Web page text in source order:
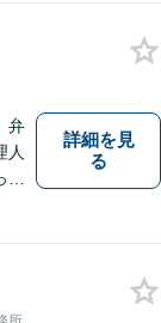
弁
人
だ
詳細を見
る